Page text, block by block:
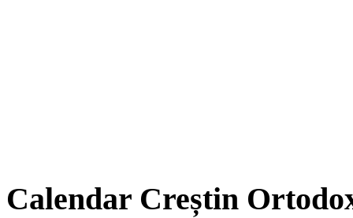
Calendar Creștin